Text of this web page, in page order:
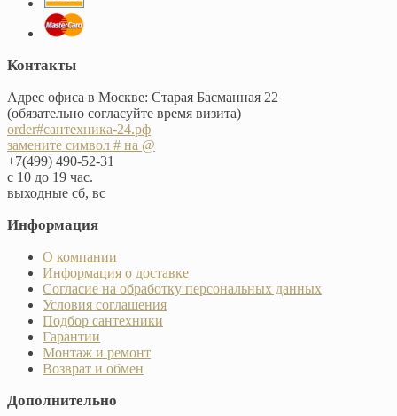
Контакты
Адрес офиса в Москве: Старая Басманная 22
(обязательно согласуйте время визита)
order#сантехника-24.рф
замените символ # на @
+7(499) 490-52-31
с 10 до 19 час.
выходные сб, вс
Информация
О компании
Информация о доставке
Согласие на обработку персональных данных
Условия соглашения
Подбор сантехники
Гарантии
Монтаж и ремонт
Возврат и обмен
Дополнительно